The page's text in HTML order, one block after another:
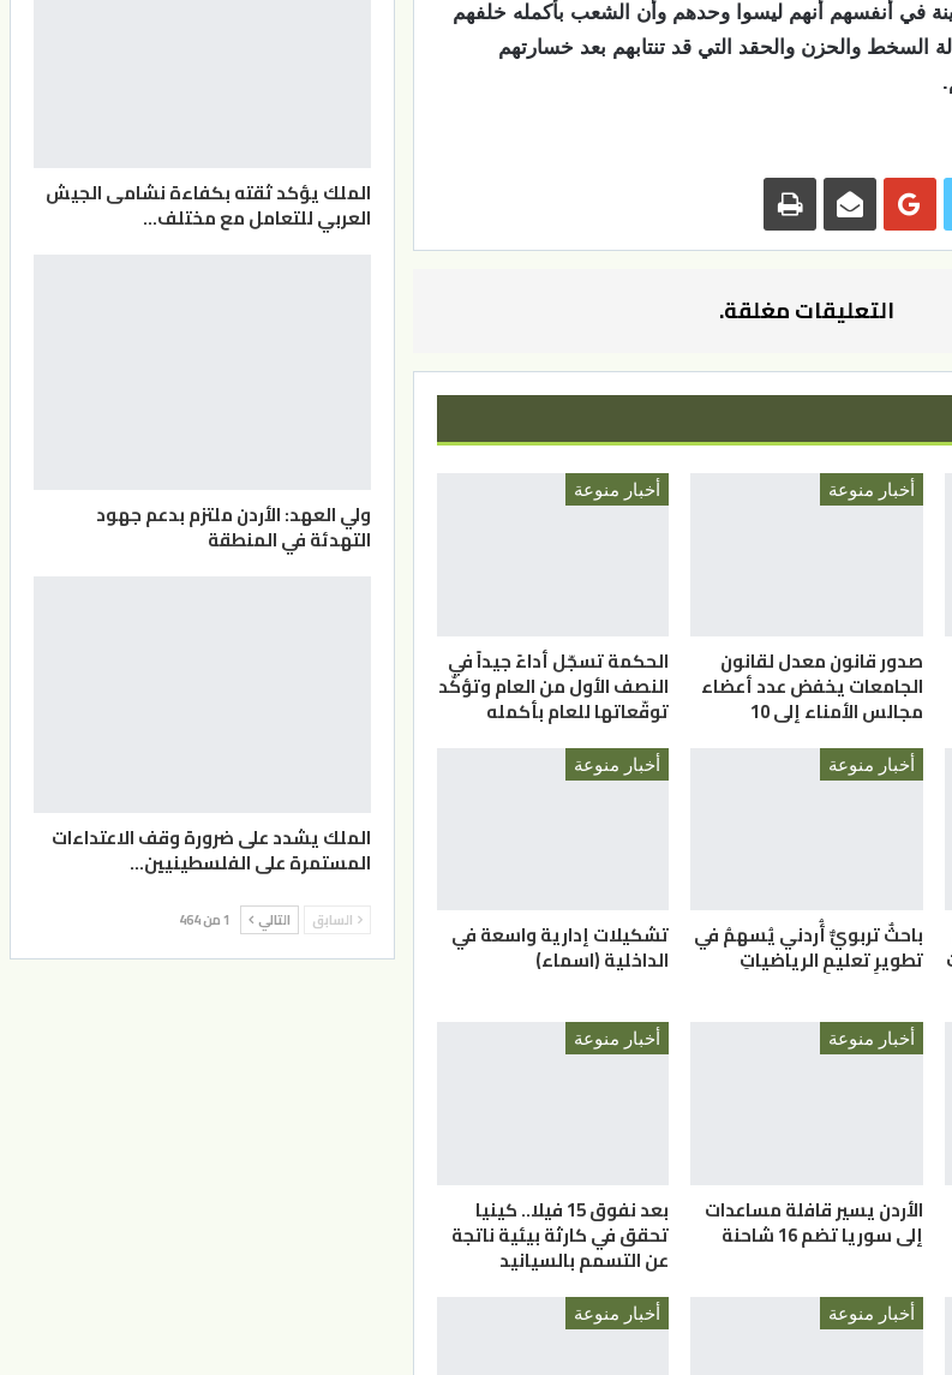
في أنفسهم أنهم ليسوا وحدهم وأن الشعب بأكمله خلفهم
السخط والحزن والحقد التي قد تنتابهم بعد خسارتهم
التعليقات مغلقة.
أخبار منوعة
صدور قانون معدل لقانون
الجامعات يخفض عدد أعضاء
مجالس الأمناء إلى 10
أخبار منوعة
الحكمة تسجّل أداءً جيداً في
النصف الأول من العام وتؤكّد
توقّعاتها للعام بأكمله
أخبار منوعة
باحثٌ تربويٌّ أُردني يُسهمُ في
تطويرِ تعليمِ الرياضياتِ
أخبار منوعة
تشكيلات إدارية واسعة في
الداخلية (اسماء)
أخبار منوعة
الأردن يسير قافلة مساعدات
إلى سوريا تضم 16 شاحنة
أخبار منوعة
بعد نفوق 15 فيلا.. كينيا
تحقق في كارثة بيئية ناتجة
عن التسمم بالسيانيد
أخبار منوعة أخبار منوعة
الملك يؤكد ثقته بكفاءة نشامى الجيش
العربي للتعامل مع مختلف…
ولي العهد: الأردن ملتزم بدعم جهود
التهدئة في المنطقة
الملك يشدد على ضرورة وقف الاعتداءات
المستمرة على الفلسطينيين…
السابق التالي 1 من 464